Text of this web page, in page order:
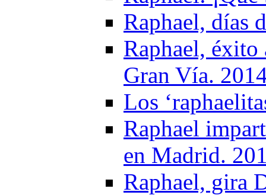
Raphael, días
Raphael, éxito
Gran Vía.
Los
Raphael
en Madrid.
Raphael, gira